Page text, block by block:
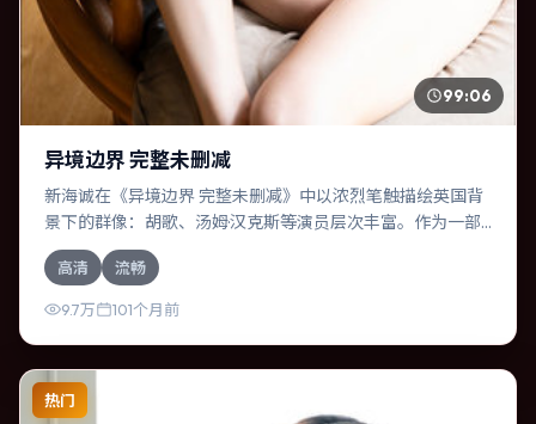
99:06
异境边界 完整未删减
新海诚在《异境边界 完整未删减》中以浓烈笔触描绘英国背
景下的群像：胡歌、汤姆·汉克斯等演员层次丰富。作为一部
奇幻作品，故事从日常裂缝切入，逐步推向不可逆转的结
局；视听语言统一，情感落点克制有力。
高清 流畅
9.7万 101个月前
热门